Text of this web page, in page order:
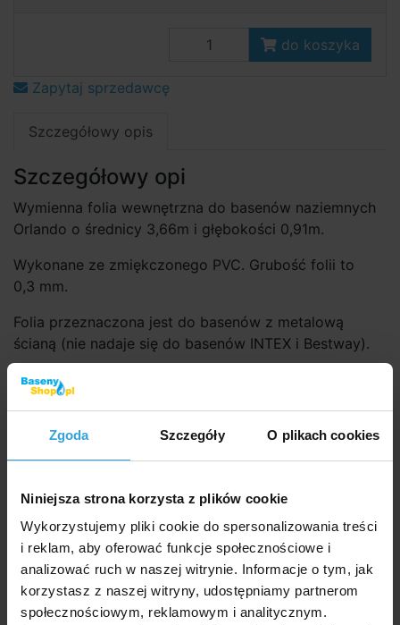
Zgoda Szczegóły O plikach cookies
Niniejsza strona korzysta z plików cookie
Wykorzystujemy pliki cookie do spersonalizowania treści
i reklam, aby oferować funkcje społecznościowe i
analizować ruch w naszej witrynie. Informacje o tym, jak
korzystasz z naszej witryny, udostępniamy partnerom
społecznościowym, reklamowym i analitycznym.
do koszyka
Zapytaj sprzedawcę
Szczegółowy opis
Szczegółowy opi
Wymienna folia wewnętrzna do basenów naziemnych
Orlando o średnicy 3,66m i głębokości 0,91m.
Wykonane ze zmiękczonego PVC. Grubość folii to
0,3 mm.
Folia przeznaczona jest do basenów z metalową
ścianą (nie nadaje się do basenów INTEX i Bestway).
Folię montuje się – zawiesza poprzez wygięcie nad
górną krawędzią basenu a następnie zabezpiecza
zawieszenia nad górną krawędzią basenu).
Parametry
Twarz: pierścień
Dekor: kamienisty